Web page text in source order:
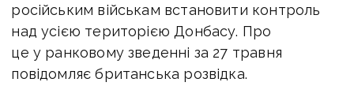
російським військам встановити контроль
над усією територією Донбасу. Про
це у ранковому зведенні за 27 травня
повідомляє британська розвідка.